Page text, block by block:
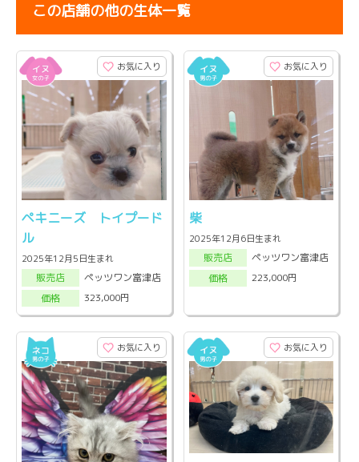
この店舗の他の生体一覧
お気に入り
ペキニーズ トイプード
ル
2025年12月5日生まれ
販売店
ペッツワン富津店
価格
323,000円
お気に入り
柴
2025年12月6日生まれ
販売店
ペッツワン富津店
価格
223,000円
お気に入り お気に入り